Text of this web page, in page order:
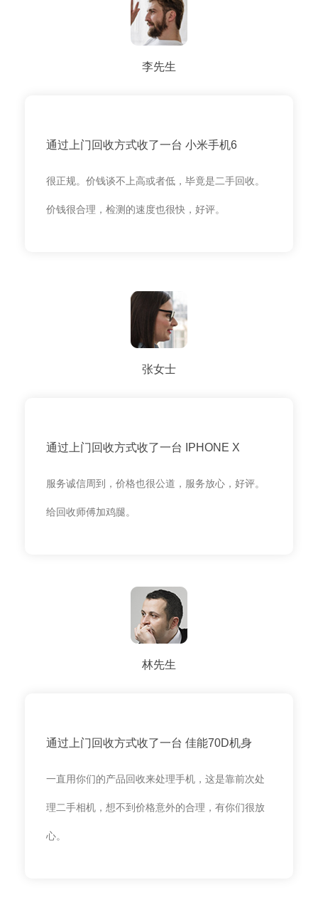
李先生
通过上门回收方式收了一台 小米手机6
很正规。价钱谈不上高或者低，毕竟是二手回收。
价钱很合理，检测的速度也很快，好评。
张女士
通过上门回收方式收了一台 IPHONE X
服务诚信周到，价格也很公道，服务放心，好评。
给回收师傅加鸡腿。
林先生
通过上门回收方式收了一台 佳能70D机身
一直用你们的产品回收来处理手机，这是靠前次处
理二手相机，想不到价格意外的合理，有你们很放
心。